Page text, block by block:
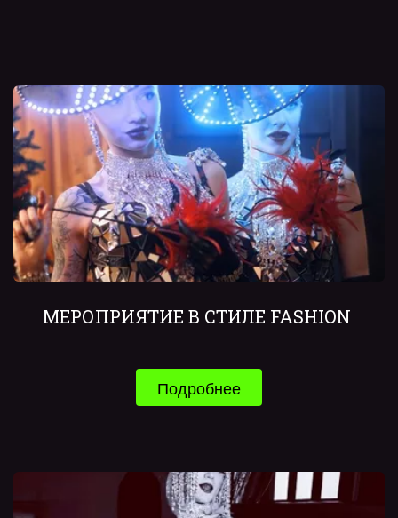
МЕРОПРИЯТИЕ В СТИЛЕ FASHION
Подробнее